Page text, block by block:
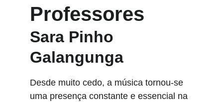
Professores
Sara Pinho
Galangunga
Desde muito cedo, a música tornou-se
uma presença constante e essencial na